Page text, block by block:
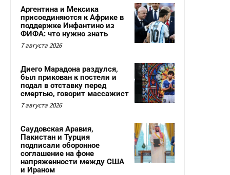
Аргентина и Мексика
присоединяются к Африке в
поддержке Инфантино из
ФИФА: что нужно знать
7 августа 2026
Диего Марадона раздулся,
был прикован к постели и
подал в отставку перед
смертью, говорит массажист
7 августа 2026
Саудовская Аравия,
Пакистан и Турция
подписали оборонное
соглашение на фоне
напряженности между США
и Ираном